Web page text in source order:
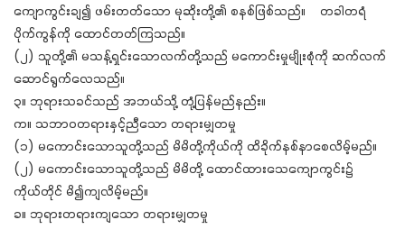
ကျောကွင်းချ၍ ဖမ်းတတ်သော မုဆိုးတို့၏ စနစ်ဖြစ်သည်။ တခါတရံ
ပိုက်ကွန်ကို ထောင်တတ်ကြသည်။
(၂) သူတို့၏ မသန့်ရှင်းသောလက်တို့သည် မကောင်းမှုမျိုးစုံကို ဆက်လက်
ဆောင်ရွက်လေသည်။
၃။ ဘုရားသခင်သည် အဘယ်သို့ တုံ့ပြန်မည်နည်း။
က။ သဘာဝတရားနှင့်ညီသော တရားမျှတမှု
(၁) မကောင်းသောသူတို့သည် မိမိတို့ကိုယ်ကို ထိခိုက်နစ်နာစေလိမ့်မည်။
(၂) မကောင်းသောသူတို့သည် မိမိတို့ ထောင်ထားသေကျောကွင်း၌
ကိုယ်တိုင် မိ၍ကျလိမ့်မည်။
ခ။ ဘုရားတရားကျသော တရားမျှတမှု